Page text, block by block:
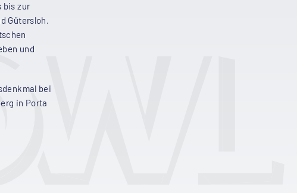
bis zur
Gütersloh.
und
bei
in Porta